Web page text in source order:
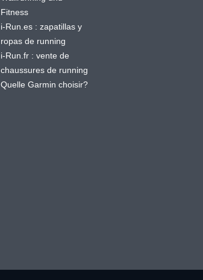
Fitness
i-Run.es : zapatillas y
ropas de running
i-Run.fr : vente de
chaussures de running
Quelle Garmin choisir?